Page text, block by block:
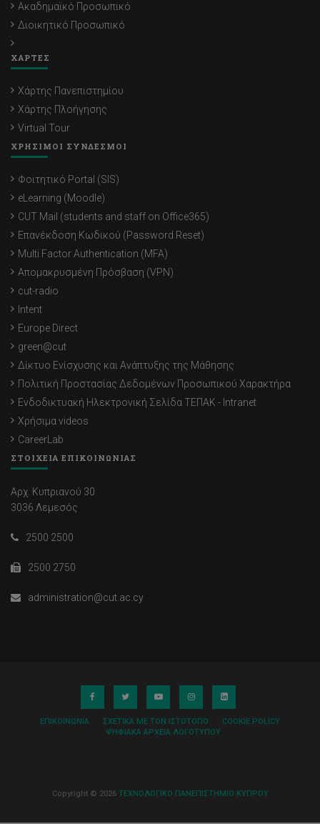
Ακαδημαϊκό Προσωπικό
Διοικητικό Προσωπικό
ΧΑΡΤΕΣ
Χάρτης Πανεπιστημίου
Χάρτης Πλοήγησης
Virtual Tour
ΧΡΗΣΙΜΟΙ ΣΥΝΔΕΣΜΟΙ
Φοιτητικό Portal (SIS)
eLearning (Moodle)
CUT Mail (students and staff on Office365)
Επανέκδοση Κωδικού (Password Reset)
Multi Factor Authentication (MFA)
Απομακρυσμένη Πρόσβαση (VPN)
cut-radio
Intent
Europe Direct
green@cut
Δίκτυο Ενίσχυσης και Ανάπτυξης της Μάθησης
Πολιτική Προστασίας Δεδομένων Προσωπικού Χαρακτήρα
Ενδοδικτυακή Ηλεκτρονική Σελίδα ΤΕΠΑΚ - Intranet
Χρήσιμα videos
CareerLab
ΣΤΟΙΧΕΙΑ ΕΠΙΚΟΙΝΩΝΙΑΣ
Αρχ. Κυπριανού 30
3036 Λεμεσός
2500 2500
2500 2750
administration@cut.ac.cy
ΕΠΙΚΟΙΝΩΝΊΑ ΣΧΕΤΙΚΆ ΜΕ ΤΟΝ ΙΣΤΌΤΟΠΟ
COOKIE POLICY
ΨΗΦΙΑΚΆ ΑΡΧΕΊΑ ΛΟΓΌΤΥΠΟΥ
Copyright © 2026 ΤΕΧΝΟΛΟΓΙΚΟ ΠΑΝΕΠΙΣΤΗΜΙΟ ΚΥΠΡΟΥ